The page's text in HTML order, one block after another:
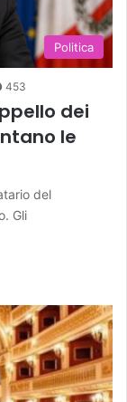
Politica
453
dei
le
del
Gli